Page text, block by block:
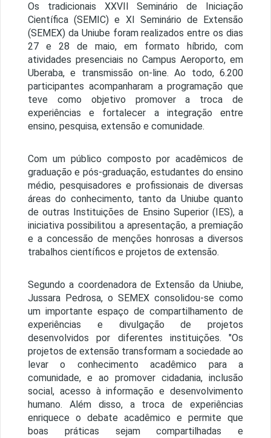
Os tradicionais XXVII Seminário de Iniciação
Científica (SEMIC) e XI Seminário de Extensão
(SEMEX) da Uniube foram realizados entre os dias
27 e 28 de maio, em formato híbrido, com
atividades presenciais no Campus Aeroporto, em
Uberaba, e transmissão on-line. Ao todo, 6.200
participantes acompanharam a programação que
teve como objetivo promover a troca de
experiências e fortalecer a integração entre
ensino, pesquisa, extensão e comunidade.
Com um público composto por acadêmicos de
graduação e pós-graduação, estudantes do ensino
médio, pesquisadores e profissionais de diversas
áreas do conhecimento, tanto da Uniube quanto
de outras Instituições de Ensino Superior (IES), a
iniciativa possibilitou a apresentação, a premiação
e a concessão de menções honrosas a diversos
trabalhos científicos e projetos de extensão.
Segundo a coordenadora de Extensão da Uniube,
Jussara Pedrosa, o SEMEX consolidou-se como
um importante espaço de compartilhamento de
experiências e divulgação de projetos
desenvolvidos por diferentes instituições. "Os
projetos de extensão transformam a sociedade ao
levar o conhecimento acadêmico para a
comunidade, e ao promover cidadania, inclusão
social, acesso à informação e desenvolvimento
humano. Além disso, a troca de experiências
enriquece o debate acadêmico e permite que
boas práticas sejam compartilhadas e